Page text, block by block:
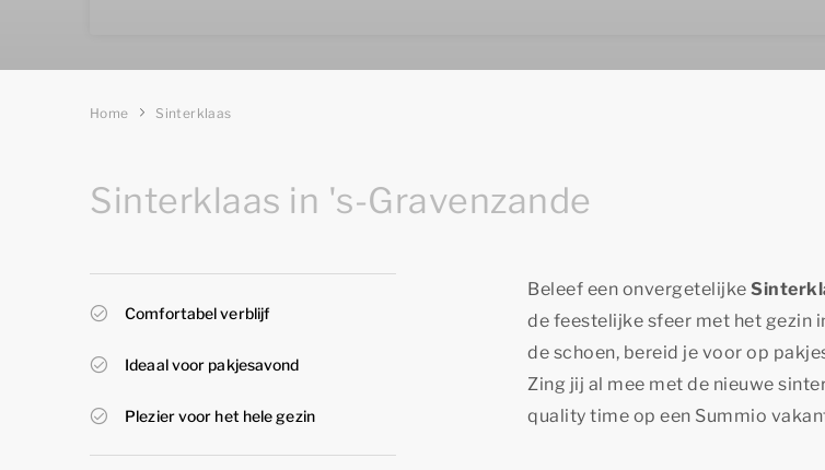
Home Sinterklaas
Sinterklaas in 's-Gravenzande
Comfortabel verblijf
Ideaal voor pakjesavond
Plezier voor het hele gezin
Beleef een onvergetelijke
de feestelijke sfeer met het gezin
de schoen, bereid je voor op
Zing jij al mee met de nieuwe
quality time op een Summio